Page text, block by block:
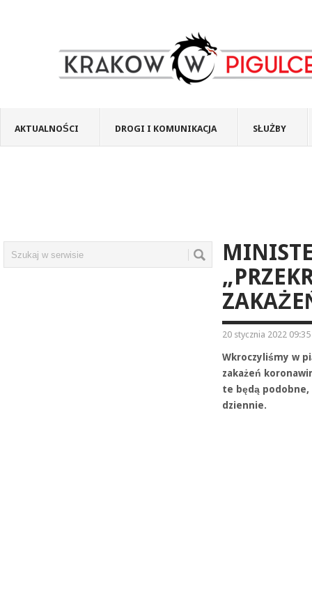
AKTUALNOŚCI DROGI I KOMUNIKACJA SŁUŻBY
20 stycznia 2022 09:35
Wkroczyliśmy w
zakażeń
te będą podobne,
dziennie.